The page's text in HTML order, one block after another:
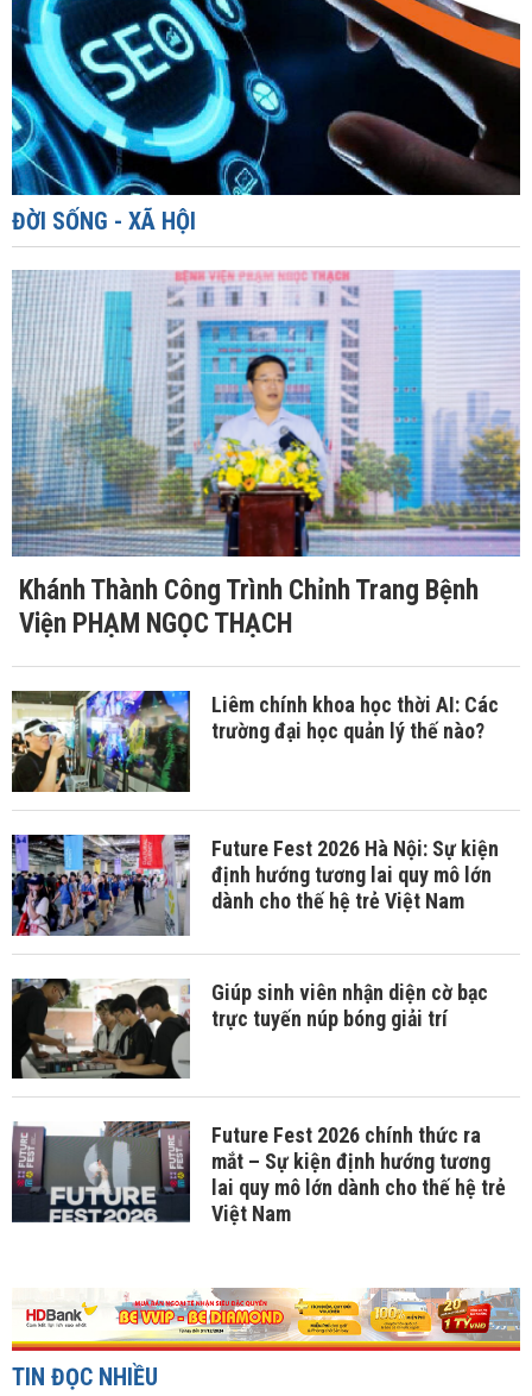
ĐỜI SỐNG - XÃ HỘI
Khánh Thành Công Trình Chỉnh Trang Bệnh
Viện PHẠM NGỌC THẠCH
Liêm chính khoa học thời AI: Các
trường đại học quản lý thế nào?
Future Fest 2026 Hà Nội: Sự kiện
định hướng tương lai quy mô lớn
dành cho thế hệ trẻ Việt Nam
Giúp sinh viên nhận diện cờ bạc
trực tuyến núp bóng giải trí
Future Fest 2026 chính thức ra
mắt – Sự kiện định hướng tương
lai quy mô lớn dành cho thế hệ trẻ
Việt Nam
TIN ĐỌC NHIỀU